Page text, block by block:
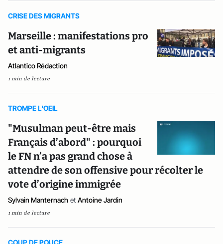
CRISE DES MIGRANTS
Marseille : manifestations pro
et anti-migrants
Atlantico Rédaction
1 min de lecture
TROMPE L'OEIL
"Musulman peut-être mais
Français d’abord" : pourquoi
le FN n’a pas grand chose à
attendre de son offensive pour récolter le
vote d’origine immigrée
Sylvain Manternach et Antoine Jardin
1 min de lecture
COUP DE POUCE